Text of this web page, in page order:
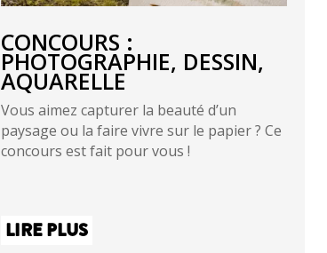
CONCOURS :
PHOTOGRAPHIE, DESSIN,
AQUARELLE
Vous aimez capturer la beauté d’un
paysage ou la faire vivre sur le papier ? Ce
concours est fait pour vous !
LIRE PLUS